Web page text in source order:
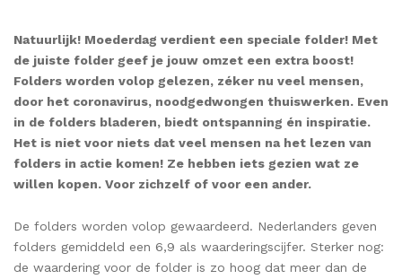
Natuurlijk! Moederdag verdient een speciale folder! Met
de juiste folder geef je jouw omzet een extra boost!
Folders worden volop gelezen, zéker nu veel mensen,
door het coronavirus, noodgedwongen thuiswerken. Even
in de folders bladeren, biedt ontspanning én inspiratie.
Het is niet voor niets dat veel mensen na het lezen van
folders in actie komen! Ze hebben iets gezien wat ze
willen kopen. Voor zichzelf of voor een ander.
De folders worden volop gewaardeerd. Nederlanders geven
folders gemiddeld een 6,9 als waarderingscijfer. Sterker nog:
de waardering voor de folder is zo hoog dat meer dan de